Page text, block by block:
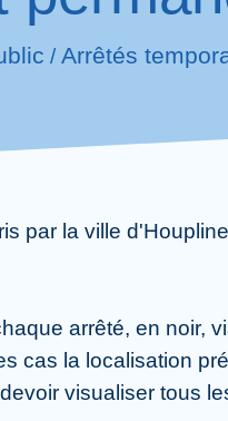
/ Arrêtés
par la ville
arrêté, en noir,
cas la localisation
visualiser tous